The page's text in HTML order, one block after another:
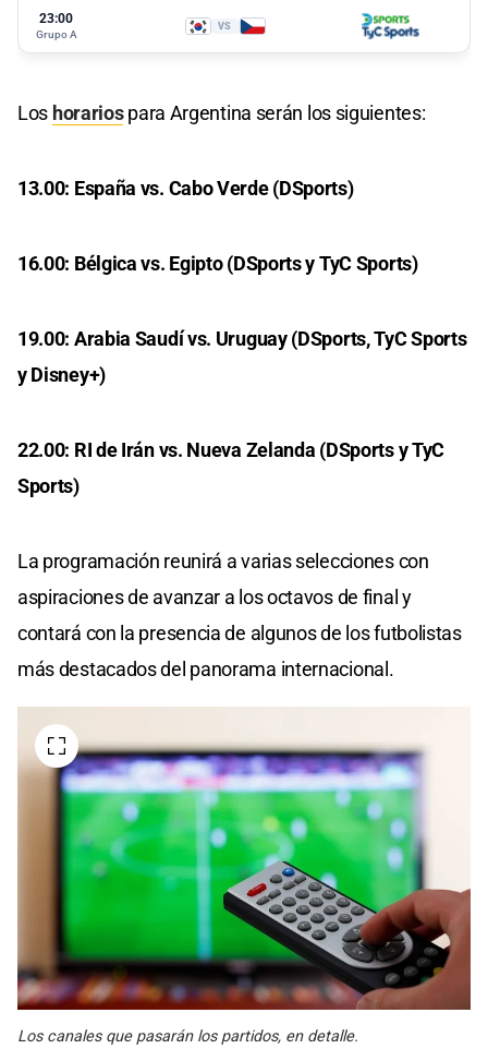
23:00
Grupo A
VS
Los horariospara Argentina serán los siguientes:
13.00: España vs. Cabo Verde (DSports)
16.00: Bélgica vs. Egipto (DSports y TyC Sports)
19.00: Arabia Saudí vs. Uruguay (DSports, TyC Sports
y Disney+)
22.00: RI de Irán vs. Nueva Zelanda (DSports y TyC
Sports)
La programación reunirá a varias selecciones con
aspiraciones de avanzar a los octavos de final y
contará con la presencia de algunos de los futbolistas
más destacados del panorama internacional.
Los canales que pasarán los partidos, en detalle.